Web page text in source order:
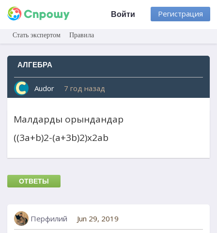
Регистрация
Войти
Стать экспертом Правила
АЛГЕБРА
Audor 7 год назад
Малдарды орындандар
((3а+b)2-(a+3b)2)x2ab
ОТВЕТЫ
Перфилий Jun 29, 2019